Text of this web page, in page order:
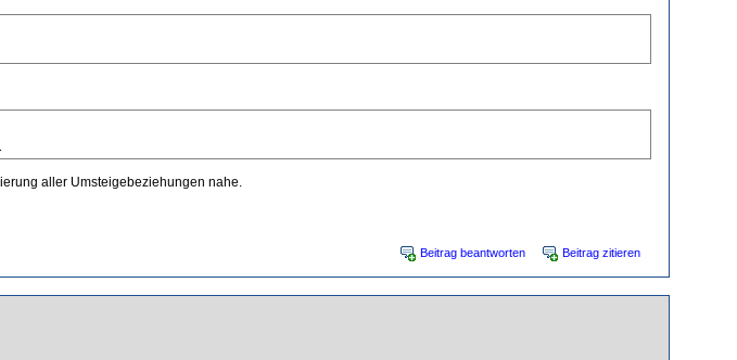
aller Umsteigebeziehungen nahe.
Beitrag beantworten Beitrag zitieren